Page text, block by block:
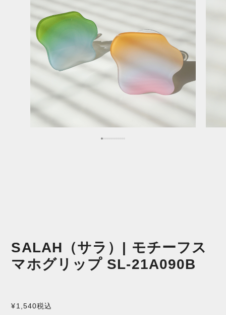
SALAH（サラ）| モチーフス
マホグリップ SL-21A090B
¥1,540税込